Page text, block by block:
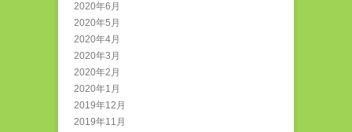
2020年6月
2020年5月
2020年4月
2020年3月
2020年2月
2020年1月
2019年12月
2019年11月